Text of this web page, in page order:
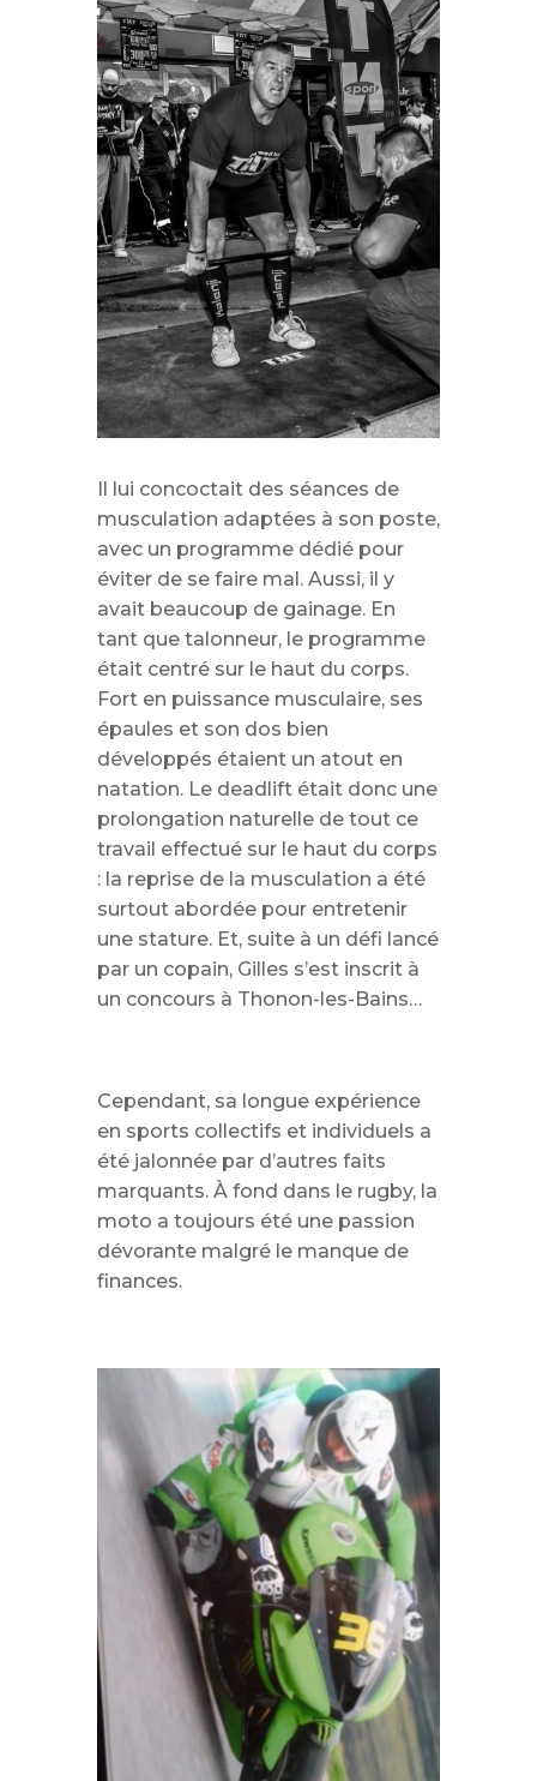
Il lui concoctait des séances de
musculation adaptées à son poste,
avec un programme dédié pour
éviter de se faire mal. Aussi, il y
avait beaucoup de gainage. En
tant que talonneur, le programme
était centré sur le haut du corps.
Fort en puissance musculaire, ses
épaules et son dos bien
développés étaient un atout en
natation. Le deadlift était donc une
prolongation naturelle de tout ce
travail effectué sur le haut du corps
: la reprise de la musculation a été
surtout abordée pour entretenir
une stature. Et, suite à un défi lancé
par un copain, Gilles s’est inscrit à
un concours à Thonon-les-Bains…
Cependant, sa longue expérience
en sports collectifs et individuels a
été jalonnée par d’autres faits
marquants. À fond dans le rugby, la
moto a toujours été une passion
dévorante malgré le manque de
finances.